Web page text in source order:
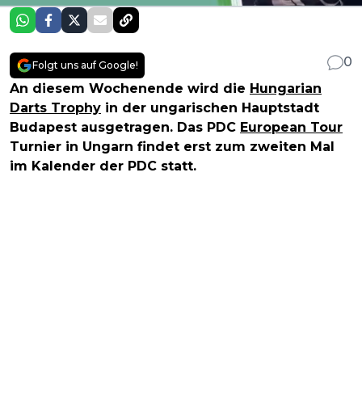
Folgt uns auf Google!
0
An diesem Wochenende wird die Hungarian
Darts Trophy in der ungarischen Hauptstadt
Budapest ausgetragen. Das PDC European Tour
Turnier in Ungarn findet erst zum zweiten Mal
im Kalender der PDC statt.